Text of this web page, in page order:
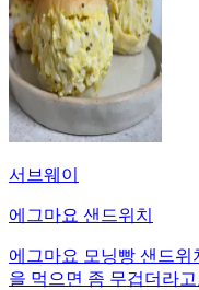
서브웨이
에그마요 샌드위치
에그마요 모닝빵 샌드
을 먹으면 좀 무겁더라